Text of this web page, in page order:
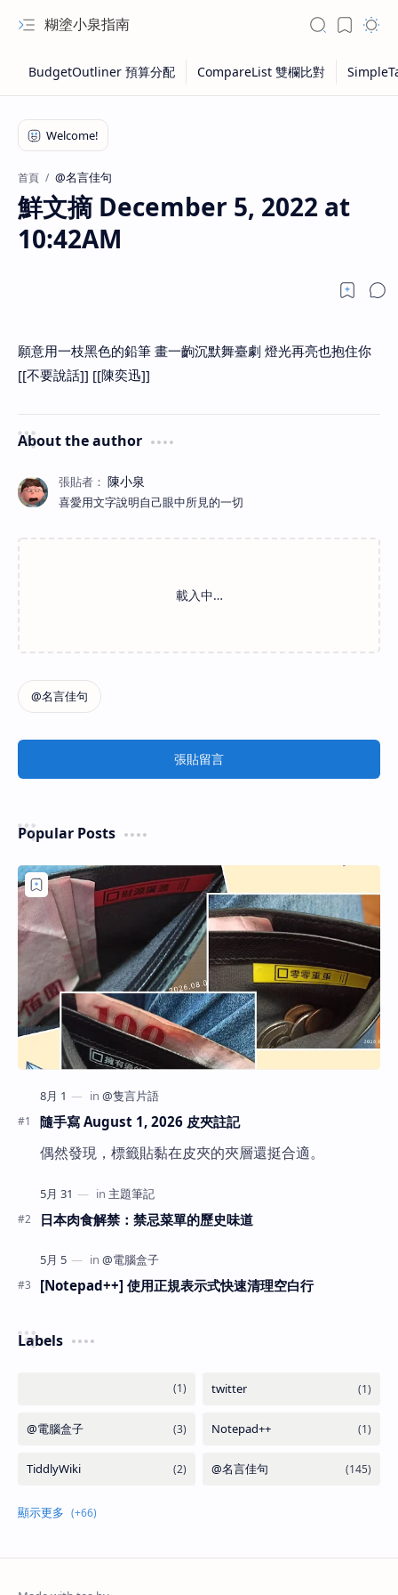
糊塗小泉指南
首頁 @名言佳句
鮮文摘 December 5, 2022 at
10:42AM
願意用一枝黑色的鉛筆 畫一齣沉默舞臺劇 燈光再亮也抱住你
[[不要說話]] [[陳奕迅]]
About the author
喜愛用文字說明自己眼中所見的一切
張貼留言
Popular Posts
隨手寫 August 1, 2026 皮夾註記
偶然發現，標籤貼黏在皮夾的夾層還挺合適。
日本肉食解禁：禁忌菜單的歷史味道
[Notepad++] 使用正規表示式快速清理空白行
Labels